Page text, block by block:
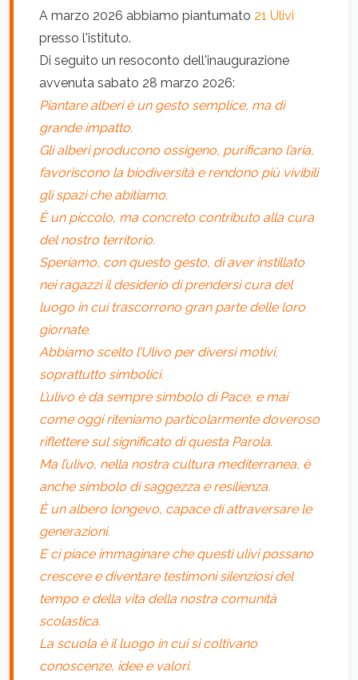
A marzo 2026 abbiamo piantumato 21 Ulivi
presso l'istituto.
Di seguito un resoconto dell'inaugurazione
avvenuta sabato 28 marzo 2026:
Piantare alberi è un gesto semplice, ma di
grande impatto.
Gli alberi producono ossigeno, purificano l’aria,
favoriscono la biodiversità e rendono più vivibili
gli spazi che abitiamo.
È un piccolo, ma concreto contributo alla cura
del nostro territorio.
Speriamo, con questo gesto, di aver instillato
nei ragazzi il desiderio di prendersi cura del
luogo in cui trascorrono gran parte delle loro
giornate.
Abbiamo scelto l’Ulivo per diversi motivi,
soprattutto simbolici.
L’ulivo è da sempre simbolo di Pace, e mai
come oggi riteniamo particolarmente doveroso
riflettere sul significato di questa Parola.
Ma l’ulivo, nella nostra cultura mediterranea, è
anche simbolo di saggezza e resilienza.
È un albero longevo, capace di attraversare le
generazioni.
E ci piace immaginare che questi ulivi possano
crescere e diventare testimoni silenziosi del
tempo e della vita della nostra comunità
scolastica.
La scuola è il luogo in cui si coltivano
conoscenze, idee e valori.